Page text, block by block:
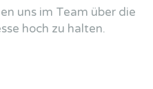
uns im Team über die
hoch zu halten.